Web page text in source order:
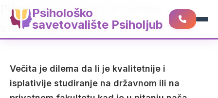
Psihološko
savetovalište Psiholjub
Pitanje privatnog i državnog
studiranja u Srbiji
Večita je dilema da li je kvalitetnije i
isplativije studiranje na državnom ili na